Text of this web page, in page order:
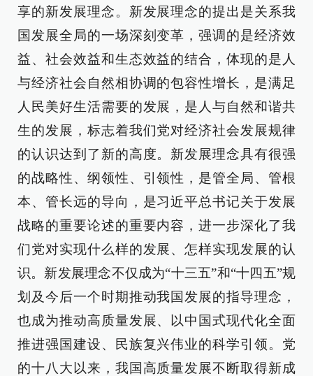
享的新发展理念。新发展理念的提出是关系我
国发展全局的一场深刻变革，强调的是经济效
益、社会效益和生态效益的结合，体现的是人
与经济社会自然相协调的包容性增长，是满足
人民美好生活需要的发展，是人与自然和谐共
生的发展，标志着我们党对经济社会发展规律
的认识达到了新的高度。新发展理念具有很强
的战略性、纲领性、引领性，是管全局、管根
本、管长远的导向，是习近平总书记关于发展
战略的重要论述的重要内容，进一步深化了我
们党对实现什么样的发展、怎样实现发展的认
识。新发展理念不仅成为“十三五”和“十四五”规
划及今后一个时期推动我国发展的指导理念，
也成为推动高质量发展、以中国式现代化全面
推进强国建设、民族复兴伟业的科学引领。党
的十八大以来，我国高质量发展不断取得新成